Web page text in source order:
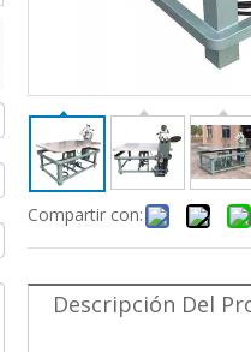
Compartir con:
Descripción Del